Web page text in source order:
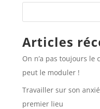
Articles
On n’a pas toujours le
peut le moduler !
Travailler sur son
premier lieu